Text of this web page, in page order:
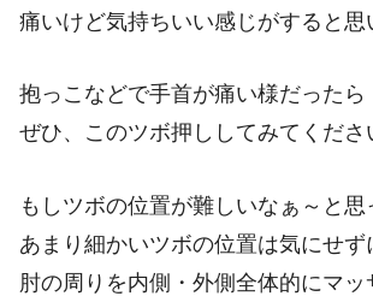
痛いけど気持ちいい感じがすると思
抱っこなどで手首が痛い様だったら
ぜひ、このツボ押ししてみてくださ
もしツボの位置が難しいなぁ～と思
あまり細かいツボの位置は気にせず
肘の周りを内側・外側全体的にマッ